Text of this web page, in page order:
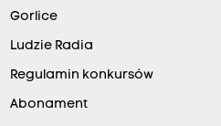
Gorlice
Ludzie Radia
Regulamin konkursów
Abonament